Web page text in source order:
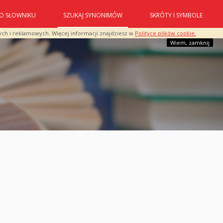
i reklamowych. Więcej informacji znajdziesz w Polityce plików cookie.
Wiem, zamknij
O SŁOWNIKU SZUKAJ SYNONIMÓW SKRÓTY I SYMBOLE